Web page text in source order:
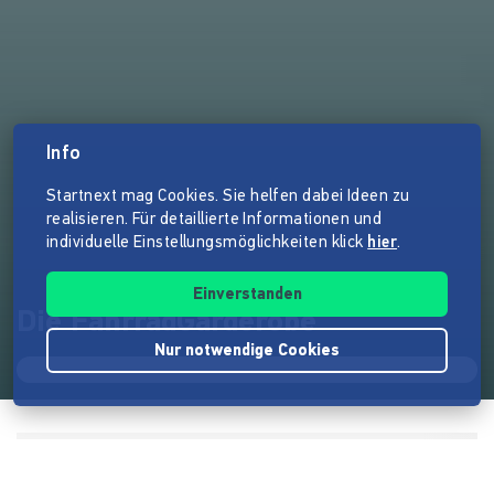
Die FahrradGarderobe
Info
Startnext mag Cookies. Sie helfen dabei Ideen zu
realisieren. Für detaillierte Informationen und
individuelle Einstellungsmöglichkeiten klick hier.
Einverstanden
Nur notwendige Cookies